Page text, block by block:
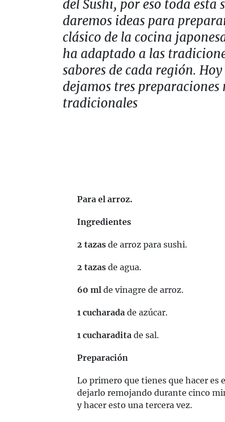
del Sushi, por eso toda esta
daremos ideas para
clásico de la cocina
ha adaptado a las
sabores de cada región.
dejamos tres preparaciones
tradicionales
Para el arroz.
Ingredientes
2 tazas de arroz para sushi.
2 tazas de agua.
60 ml de vinagre de arroz.
1 cucharada de azúcar.
1 cucharadita de sal.
Preparación
Lo primero que tienes que hacer es
dejarlo remojando durante cinco
y hacer esto una tercera vez.